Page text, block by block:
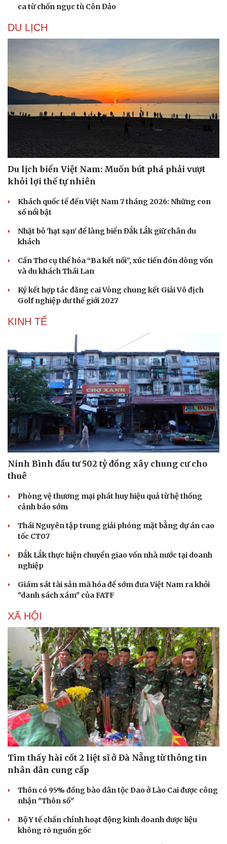
Du lịch
Tư vấn
Săn Tour
check-in
Podcast
Câu chuyện thời sự
Đọc truyện đêm khuya
Cửa sổ tình yêu
Kể chuyện cho bé
Hạt giống tâm hồn
ca từ chốn ngục tù Côn Đảo
DU LỊCH
Du lịch biển Việt Nam: Muốn bứt phá phải vượt
khỏi lợi thế tự nhiên
Khách quốc tế đến Việt Nam 7 tháng 2026: Những con
số nổi bật
Nhặt bỏ 'hạt sạn' để làng biển Đắk Lắk giữ chân du
khách
Cần Thơ cụ thể hóa “Ba kết nối”, xúc tiến đón dòng vốn
và du khách Thái Lan
Ký kết hợp tác đăng cai Vòng chung kết Giải Vô địch
Golf nghiệp dư thế giới 2027
KINH TẾ
Ninh Bình đầu tư 502 tỷ đồng xây chung cư cho
thuê
Phòng vệ thương mại phát huy hiệu quả từ hệ thống
cảnh báo sớm
Thái Nguyên tập trung giải phóng mặt bằng dự án cao
tốc CT07
Đắk Lắk thực hiện chuyển giao vốn nhà nước tại doanh
nghiệp
Giám sát tài sản mã hóa để sớm đưa Việt Nam ra khỏi
"danh sách xám" của FATF
XÃ HỘI
Tìm thấy hài cốt 2 liệt sĩ ở Đà Nẵng từ thông tin
nhân dân cung cấp
Thôn có 95% đồng bào dân tộc Dao ở Lào Cai được công
nhận "Thôn số"
Bộ Y tế chấn chỉnh hoạt động kinh doanh dược liệu
không rõ nguồn gốc